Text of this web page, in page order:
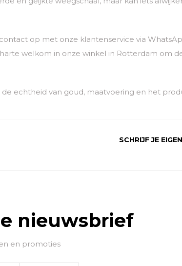
op met onze klantenservice via
welkom in onze winkel in Rotterdam om
echtheid van goud, maatvoering en het
SCHRIJF JE
nieuwsbrief
en promoties